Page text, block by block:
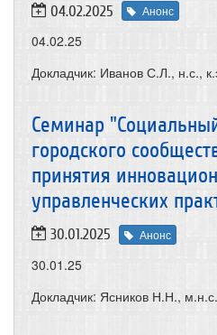
04.02.2025 Анонс
04.02.25
Докладчик: Иванов С.Л., н.с.,
Семинар
городского
принятия
управленческих
30.01.2025 Анонс
30.01.25
Докладчик: Ясников Н.Н., м.н.с.